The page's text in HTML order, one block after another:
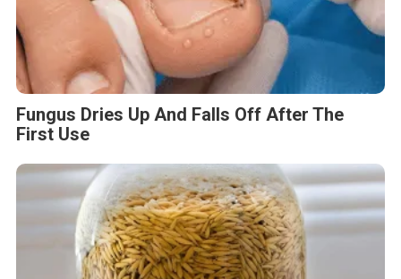
Fungus Dries Up And Falls Off After The
First Use